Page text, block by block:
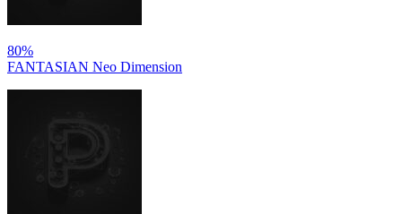
80%
FANTASIAN Neo Dimension